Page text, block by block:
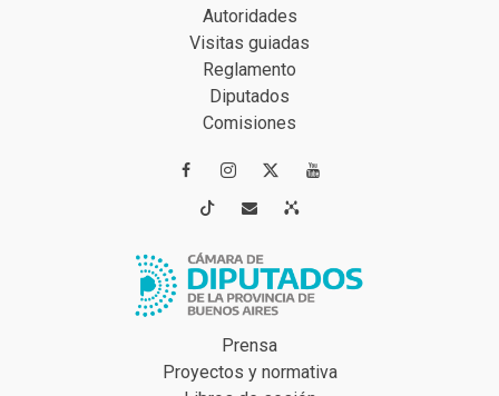
Autoridades
Visitas guiadas
Reglamento
Diputados
Comisiones
 
 
Prensa
Proyectos y normativa